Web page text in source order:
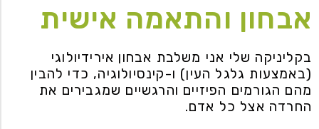
אבחון והתאמה אישית
בקליניקה שלי אני משלבת אבחון אירידיולוגי
(באמצעות גלגל העין) ו-קינסיולוגיה, כדי להבין
מהם הגורמים הפיזיים והרגשיים שמגבירים את
החרדה אצל כל אדם.